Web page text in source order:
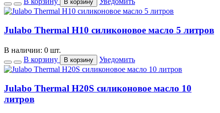
В корзину
Julabo Thermal H10 силиконовое масло 5 литров
В наличии: 0 шт.
В корзину
В корзину Уведомить
Julabo Thermal H20S силиконовое масло 10
литров